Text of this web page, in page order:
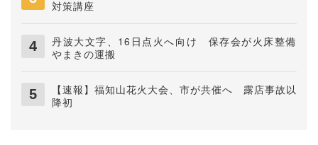
対策講座
丹波大文字、16日点火へ向け 保存会が火床整備
やまきの運搬
【速報】福知山花火大会、市が共催へ 露店事故以
降初